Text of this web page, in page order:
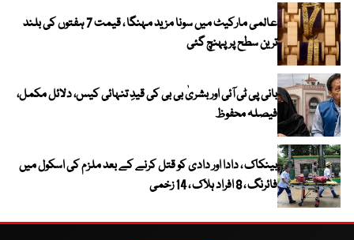
عالمی مارکیٹ میں سونا مزید مہنگا ، قیمت 7 ہفتوں کی بلند
ترین سطح پر پہنچ گئی
بانی پی ٹی آئی اور بشریٰ بی بی کی قیدِ تنہائی کیس، دلائل مکمل،
فیصلہ محفوظ
بینکاک ، دادا اور دادی کو قتل کرنے کے بعد ملزم کی اسکول میں
فائرنگ ، 8 افراد ہلاک ، 14 زخمی